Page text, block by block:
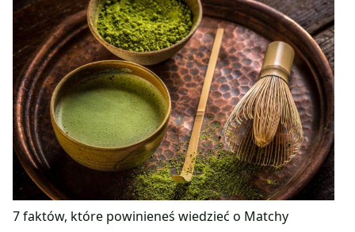
7 faktów, które powinieneś wiedzieć o Matchy